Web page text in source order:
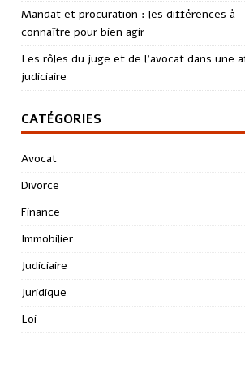
Mandat et procuration : les différences à
connaître pour bien agir
Les rôles du juge et de l’avocat dans une
judiciaire
CATÉGORIES
Avocat
Divorce
Finance
Immobilier
Judiciaire
Juridique
Loi